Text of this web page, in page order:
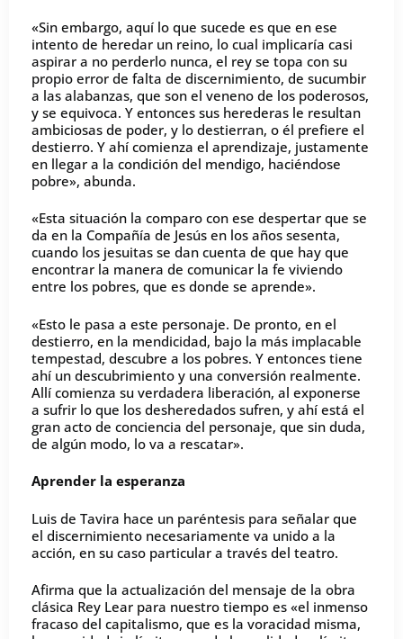
«Sin embargo, aquí lo que sucede es que en ese
intento de heredar un reino, lo cual implicaría casi
aspirar a no perderlo nunca, el rey se topa con su
propio error de falta de discernimiento, de sucumbir
a las alabanzas, que son el veneno de los poderosos,
y se equivoca. Y entonces sus herederas le resultan
ambiciosas de poder, y lo destierran, o él prefiere el
destierro. Y ahí comienza el aprendizaje, justamente
en llegar a la condición del mendigo, haciéndose
pobre», abunda.
«Esta situación la comparo con ese despertar que se
da en la Compañía de Jesús en los años sesenta,
cuando los jesuitas se dan cuenta de que hay que
encontrar la manera de comunicar la fe viviendo
entre los pobres, que es donde se aprende».
«Esto le pasa a este personaje. De pronto, en el
destierro, en la mendicidad, bajo la más implacable
tempestad, descubre a los pobres. Y entonces tiene
ahí un descubrimiento y una conversión realmente.
Allí comienza su verdadera liberación, al exponerse
a sufrir lo que los desheredados sufren, y ahí está el
gran acto de conciencia del personaje, que sin duda,
de algún modo, lo va a rescatar».
Aprender la esperanza
Luis de Tavira hace un paréntesis para señalar que
el discernimiento necesariamente va unido a la
acción, en su caso particular a través del teatro.
Afirma que la actualización del mensaje de la obra
clásica Rey Lear para nuestro tiempo es «el inmenso
fracaso del capitalismo, que es la voracidad misma,